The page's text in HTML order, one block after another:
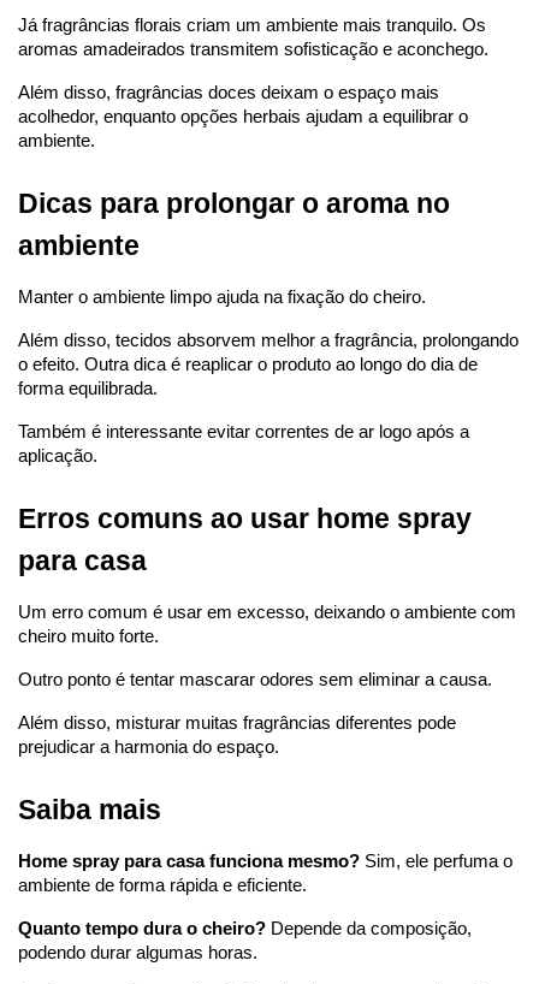
Já fragrâncias florais criam um ambiente mais tranquilo. Os
aromas amadeirados transmitem sofisticação e aconchego.
Além disso, fragrâncias doces deixam o espaço mais
acolhedor, enquanto opções herbais ajudam a equilibrar o
ambiente.
Dicas para prolongar o aroma no
ambiente
Manter o ambiente limpo ajuda na fixação do cheiro.
Além disso, tecidos absorvem melhor a fragrância, prolongando
o efeito. Outra dica é reaplicar o produto ao longo do dia de
forma equilibrada.
Também é interessante evitar correntes de ar logo após a
aplicação.
Erros comuns ao usar home spray
para casa
Um erro comum é usar em excesso, deixando o ambiente com
cheiro muito forte.
Outro ponto é tentar mascarar odores sem eliminar a causa.
Além disso, misturar muitas fragrâncias diferentes pode
prejudicar a harmonia do espaço.
Saiba mais
Home spray para casa funciona mesmo? Sim, ele perfuma o
ambiente de forma rápida e eficiente.
Quanto tempo dura o cheiro? Depende da composição,
podendo durar algumas horas.